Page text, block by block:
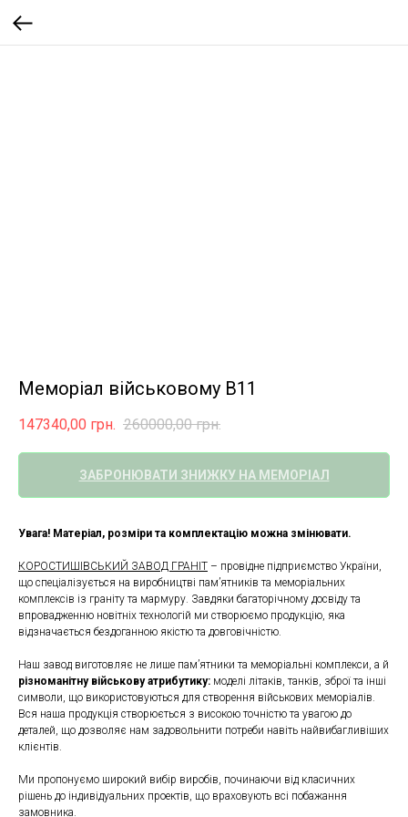
Меморіал військовому B11
147340,00 грн. 260000,00 грн.
ЗАБРОНЮВАТИ ЗНИЖКУ НА МЕМОРІАЛ
Увага! Матеріал, розміри та комплектацію можна змінювати.
КОРОСТИШІВСЬКИЙ ЗАВОД ГРАНІТ – провідне підприємство України,
що спеціалізується на виробництві пам’ятників та меморіальних
комплексів із граніту та мармуру. Завдяки багаторічному досвіду та
впровадженню новітніх технологій ми створюємо продукцію, яка
відзначається бездоганною якістю та довговічністю.
Наш завод виготовляє не лише пам’ятники та меморіальні комплекси, а й
різноманітну військову атрибутику: моделі літаків, танків, зброї та інші
символи, що використовуються для створення військових меморіалів.
Вся наша продукція створюється з високою точністю та увагою до
деталей, що дозволяє нам задовольнити потреби навіть найвибагливіших
клієнтів.
Ми пропонуємо широкий вибір виробів, починаючи від класичних
рішень до індивідуальних проектів, що враховують всі побажання
замовника.